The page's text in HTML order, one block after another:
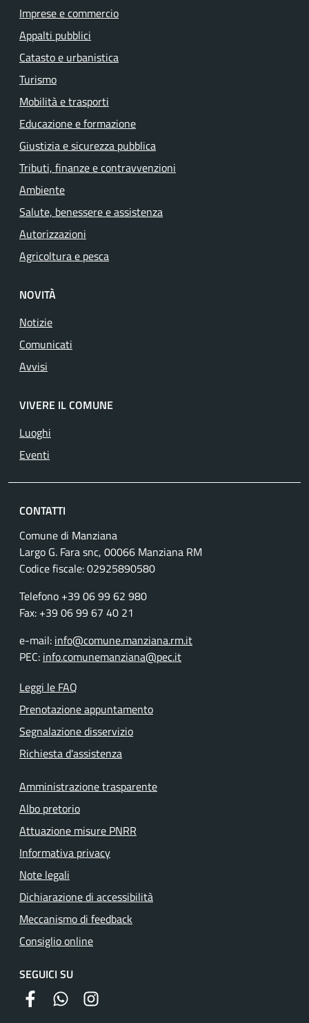
Imprese e commercio
Appalti pubblici
Catasto e urbanistica
Turismo
Mobilità e trasporti
Educazione e formazione
Giustizia e sicurezza pubblica
Tributi, finanze e contravvenzioni
Ambiente
Salute, benessere e assistenza
Autorizzazioni
Agricoltura e pesca
NOVITÀ
Notizie
Comunicati
Avvisi
VIVERE IL COMUNE
Luoghi
Eventi
CONTATTI
Comune di Manziana
Largo G. Fara snc, 00066 Manziana RM
Codice fiscale:02925890580
Telefono +39 06 99 62 980
Fax: +39 06 99 67 40 21
e-mail: info@comune.manziana.rm.it
PEC: info.comunemanziana@pec.it
Leggi le FAQ
Prenotazione appuntamento
Segnalazione disservizio
Richiesta d'assistenza
Amministrazione trasparente
Albo pretorio
Attuazione misure PNRR
Informativa privacy
Note legali
Dichiarazione di accessibilità
Meccanismo di feedback
Consiglio online
SEGUICI SU
facebook whatsapp